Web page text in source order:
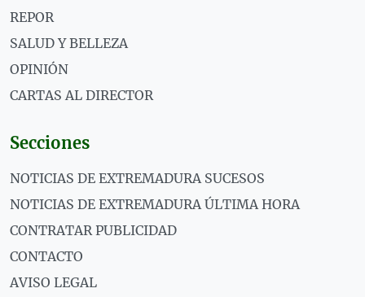
REPOR
SALUD Y BELLEZA
OPINIÓN
CARTAS AL DIRECTOR
Secciones
NOTICIAS DE EXTREMADURA SUCESOS
NOTICIAS DE EXTREMADURA ÚLTIMA HORA
CONTRATAR PUBLICIDAD
CONTACTO
AVISO LEGAL